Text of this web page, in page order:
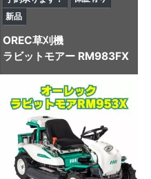
新品
OREC草刈機
ラビットモアー RM983FX